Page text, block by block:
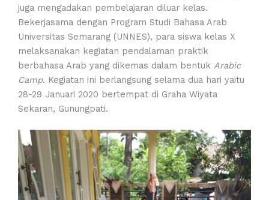
juga mengadakan pembelajaran diluar kelas.
Bekerjasama dengan Program Studi Bahasa Arab
Universitas Semarang (UNNES), para siswa kelas X
melaksanakan kegiatan pendalaman praktik
berbahasa Arab yang dikemas dalam bentuk Arabic
Camp. Kegiatan ini berlangsung selama dua hari yaitu
28-29 Januari 2020 bertempat di Graha Wiyata
Sekaran, Gunungpati.